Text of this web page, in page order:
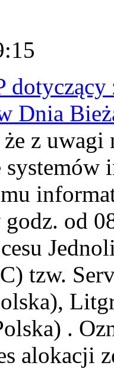
dotyczący
Dnia
z uwagi
od
tzw.
.
alokacji